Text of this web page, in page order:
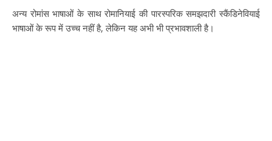
अन्य रोमांस भाषाओं के साथ रोमानियाई की पारस्परिक समझदारी स्कैंडिनेवियाई
भाषाओं के रूप में उच्च नहीं है, लेकिन यह अभी भी प्रभावशाली है।